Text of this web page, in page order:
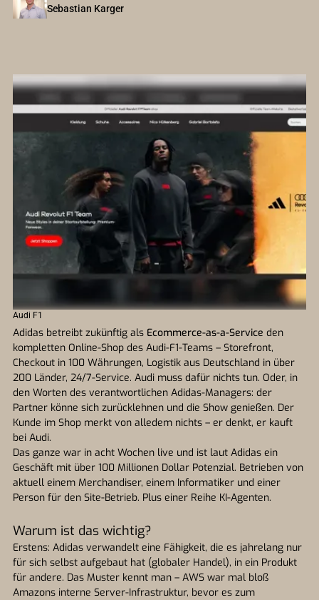
Sebastian Karger
Audi F1
Adidas betreibt zukünftig als Ecommerce-as-a-Service den
kompletten Online-Shop des Audi-F1-Teams – Storefront,
Checkout in 100 Währungen, Logistik aus Deutschland in über
200 Länder, 24/7-Service. Audi muss dafür nichts tun. Oder, in
den Worten des verantwortlichen Adidas-Managers: der
Partner könne sich zurücklehnen und die Show genießen. Der
Kunde im Shop merkt von alledem nichts – er denkt, er kauft
bei Audi.
Das ganze war in acht Wochen live und ist laut Adidas ein
Geschäft mit über 100 Millionen Dollar Potenzial. Betrieben von
aktuell einem Merchandiser, einem Informatiker und einer
Person für den Site-Betrieb. Plus einer Reihe KI-Agenten.
Warum ist das wichtig?
Erstens: Adidas verwandelt eine Fähigkeit, die es jahrelang nur
für sich selbst aufgebaut hat (globaler Handel), in ein Produkt
für andere. Das Muster kennt man – AWS war mal bloß
Amazons interne Server-Infrastruktur, bevor es zum